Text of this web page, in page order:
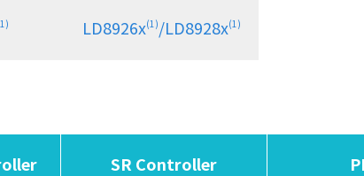
LD8926x(1)/LD8928x(1)
SR Controller